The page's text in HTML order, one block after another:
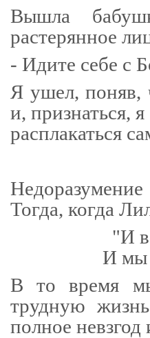
Вышла
растерянное
- Идите себе с
Я ушел, поняв,
и, при­знаться,
расплакаться
Тогда, когда
"И
И мы
В
то время
трудную
полное